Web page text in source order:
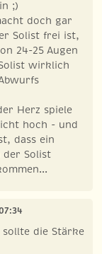
;)
doch gar
Solist frei ist,
24-25 Augen
wirklich
Herz spiele
hoch - und
dass ein
der Solist
die Stärke